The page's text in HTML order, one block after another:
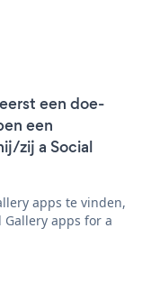
een doe-
een
zij a Social
apps te vinden,
apps for a